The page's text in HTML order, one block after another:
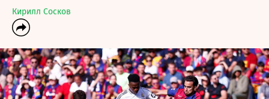
Кирилл Сосков